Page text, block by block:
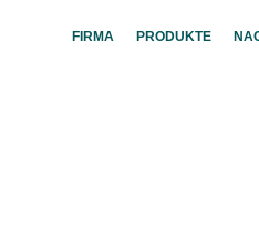
FIRMA PRODUKTE